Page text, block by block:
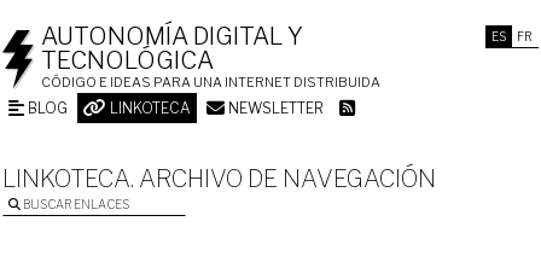
ES FR
AUTONOMÍA DIGITAL Y
TECNOLÓGICA
CÓDIGO E IDEAS PARA UNA INTERNET DISTRIBUIDA
BLOG LINKOTECA NEWSLETTER
LINKOTECA. ARCHIVO DE NAVEGACIÓN
BUSCAR ENLACES